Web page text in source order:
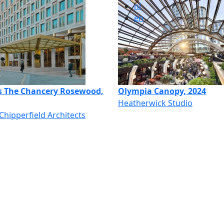
nl
en
The Chancery Rosewood,
Architects
Olympia Canopy, 2024
Heatherwick Studio